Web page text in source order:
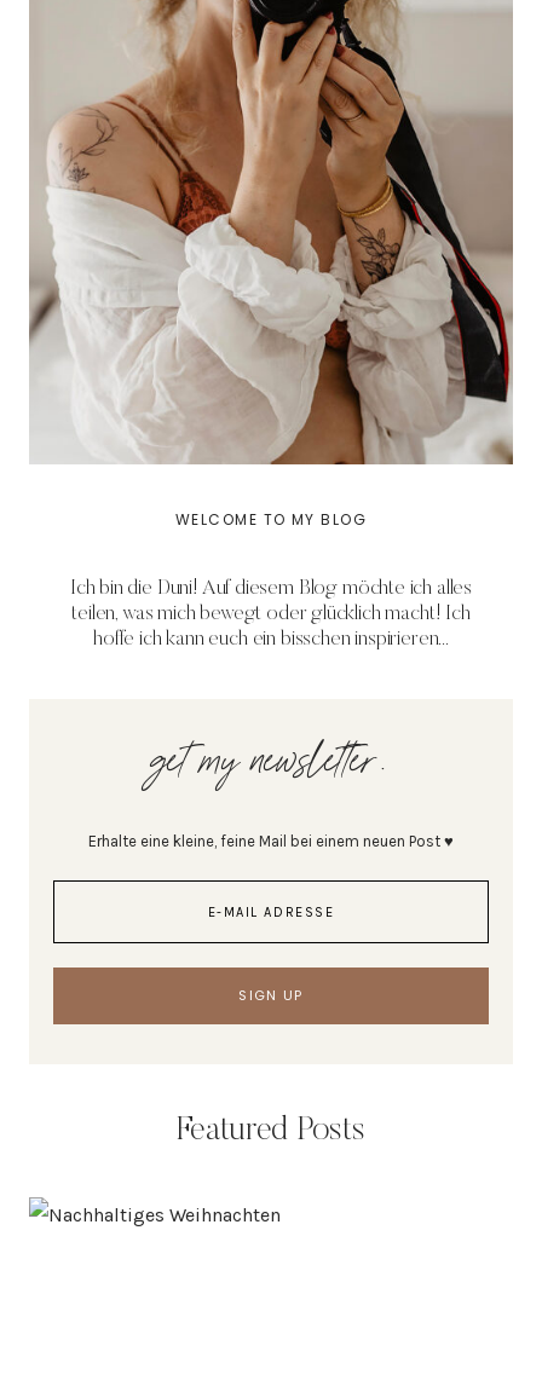
WELCOME TO MY BLOG
Ich bin die Duni! Auf diesem Blog möchte ich alles
teilen, was mich bewegt oder glücklich macht! Ich
hoffe ich kann euch ein bisschen inspirieren...
get my newsletter.
Erhalte eine kleine, feine Mail bei einem neuen Post ♥
Featured Posts